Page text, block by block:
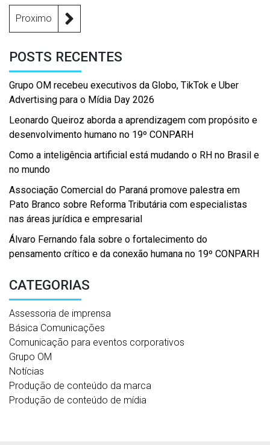
Proximo
POSTS RECENTES
Grupo OM recebeu executivos da Globo, TikTok e Uber
Advertising para o Mídia Day 2026
Leonardo Queiroz aborda a aprendizagem com propósito e
desenvolvimento humano no 19º CONPARH
Como a inteligência artificial está mudando o RH no Brasil e
no mundo
Associação Comercial do Paraná promove palestra em
Pato Branco sobre Reforma Tributária com especialistas
nas áreas jurídica e empresarial
Álvaro Fernando fala sobre o fortalecimento do
pensamento crítico e da conexão humana no 19º CONPARH
CATEGORIAS
Assessoria de imprensa
Básica Comunicações
Comunicação para eventos corporativos
Grupo OM
Notícias
Produção de conteúdo da marca
Produção de conteúdo de mídia